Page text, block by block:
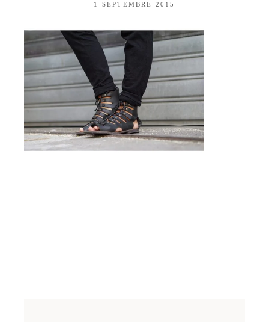
1 SEPTEMBRE 2015